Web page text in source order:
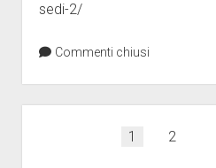
sedi-2/
Commenti chiusi
1 2